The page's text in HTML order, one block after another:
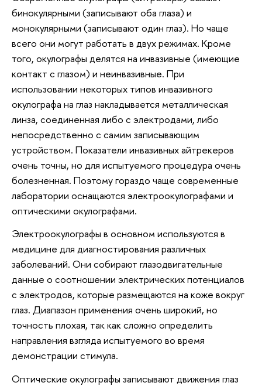
бинокулярными (записывают оба глаза) и
монокулярными (записывают один глаз). Но чаще
всего они могут работать в двух режимах. Кроме
того, окулографы делятся на инвазивные (имеющие
контакт с глазом) и неинвазивные. При
использовании некоторых типов инвазивного
окулографа на глаз накладывается металлическая
линза, соединенная либо с электродами, либо
непосредственно с самим записывающим
устройством. Показатели инвазивных айтрекеров
очень точны, но для испытуемого процедура очень
болезненная. Поэтому гораздо чаще современные
лаборатории оснащаются электроокулографами и
оптическими окулографами.
Электроокулографы в основном используются в
медицине для диагностирования различных
заболеваний. Они собирают глазодвигательные
данные о соотношении электрических потенциалов
с электродов, которые размещаются на коже вокруг
глаз. Диапазон применения очень широкий, но
точность плохая, так как сложно определить
направления взгляда испытуемого во время
демонстрации стимула.
Оптические окулографы записывают движения глаз